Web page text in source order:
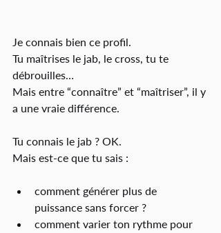
Je connais bien ce profil.
Tu maîtrises le jab, le cross, tu te
débrouilles…
Mais entre “connaître” et “maîtriser”, il y
a une vraie différence.
Tu connais le jab ? OK.
Mais est-ce que tu sais :
comment générer plus de
puissance sans forcer ?
comment varier ton rythme pour